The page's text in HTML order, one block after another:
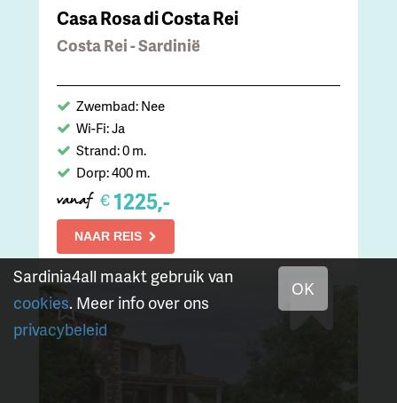
Casa Rosa di Costa Rei
Costa Rei - Sardinië
Zwembad: Nee
Wi-Fi: Ja
Strand: 0 m.
Dorp: 400 m.
vanaf €1225,-
NAAR REIS
Sardinia4all maakt gebruik van
cookies. Meer info over ons
privacybeleid
OK